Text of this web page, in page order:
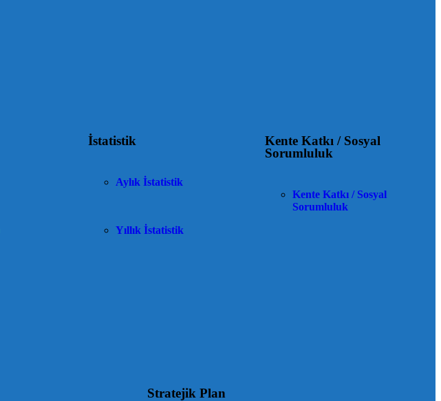
İstatistik
Aylık İstatistik
Yıllık İstatistik
Kente Katkı / Sosyal
Sorumluluk
Kente Katkı / Sosyal
Sorumluluk
Stratejik Plan